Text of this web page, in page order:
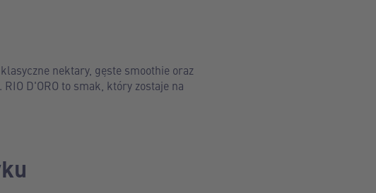
nektary, gęste smoothie oraz
D'ORO to smak, który zostaje na